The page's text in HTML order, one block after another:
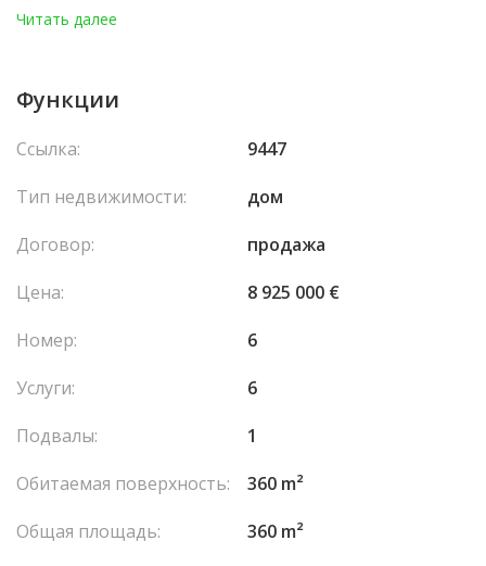
современными интерьерами, свободно перетекающими в
широкие, залитые солнечным светом террасы.
поселке, на тихой улочке и окружен земельным участком
нескольких минутах ходьбы от пляжа Вильфранша и порта,
- 6 спален, все с гардеробной
- Бассейн
- Двухкомнатная квартира для персонала
- Лифт для автомобилей Les honoraires sont à la charge du
Читать далее
Функции
Ссылка:
9447
Тип недвижимости:
дом
Договор:
продажа
Цена:
8 925 000 €
Номер:
6
Услуги:
6
Подвалы:
1
Обитаемая поверхность:
360 m²
Общая площадь:
360 m²